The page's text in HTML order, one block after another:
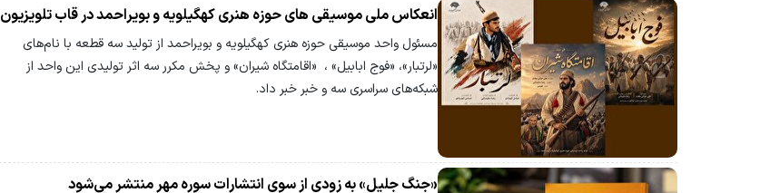
انعکاس ملی موسیقی های حوزه هنری کهگیلویه و بویراحمد در قاب تلویزیون
مسئول واحد موسیقی حوزه هنری کهگیلویه و بویراحمد از تولید سه قطعه با نام‌های
«لرتبار»، «فوج ابابیل» ، «اقامتگاه شیران» و پخش مکرر سه اثر تولیدی این واحد از
شبکه‌های سراسری سه و خبر خبر داد.
«جنگ جلیل» به زودی از سوی انتشارات سوره مهر منتشر می‌شود